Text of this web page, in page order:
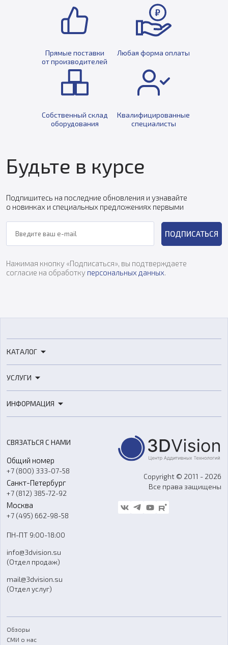
Прямые поставки
от производителей
Любая форма оплаты
Собственный склад
оборудования
Квалифицированные
специалисты
Будьте в курсе
Подпишитесь на последние обновления и узнавайте
о новинках и специальных предложениях первыми
ПОДПИСАТЬСЯ
Нажимая кнопку «Подписаться», вы подтверждаете
согласие на обработку персональных данных.
КАТАЛОГ
3D-сканеры
Расходные материалы
Оборудование и материалы для вакуумного литья
Аксессуары и прочее оборудование
Программное обеспечение
УСЛУГИ
3D-моделирование
Ремонт и услуги
ИНФОРМАЦИЯ
О компании
Контакты
Гос. закупки
Стать дилером
Блог
FAQ
СВЯЗАТЬСЯ С НАМИ
Общий номер
+7 (800) 333-07-58
Санкт-Петербург
+7 (812) 385-72-92
Москва
+7 (495) 662-98-58
ПН-ПТ 9:00-18:00
info@3dvision.su
(Отдел продаж)
mail@3dvision.su
(Отдел услуг)
Copyright © 2011 - 2026
Все права защищены
Обзоры
СМИ о нас